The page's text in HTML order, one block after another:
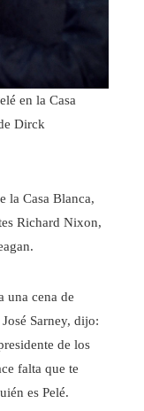
en la Casa
Dirck
la Casa Blanca,
Richard Nixon,
una cena de
Sarney, dijo:
de los
falta que te
es Pelé.